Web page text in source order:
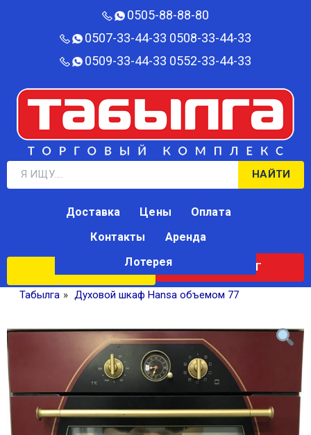
0505-88-88-80‬
0507-33-44-33 0508-33-44-33
0509-33-44-33 0552-33-44-33
НАЙТИ
КАТАЛОГ
Доставка Цены
Оплата
Контакты
Аренда
Лотерея
Табылга » Духовой шкаф Hansa объемом 77